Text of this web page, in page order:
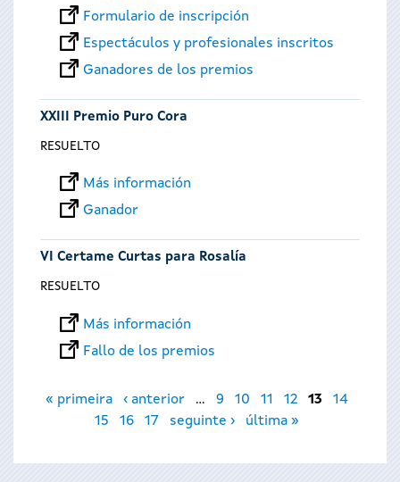
Formulario de inscripción
Espectáculos y profesionales inscritos
Ganadores de los premios
XXIII Premio Puro Cora
RESUELTO
Más información
Ganador
VI Certame Curtas para Rosalía
RESUELTO
Más información
Fallo de los premios
Páginas
« primeira ‹ anterior … 9 10 11 12 13
14
15
16 17 seguinte › última »